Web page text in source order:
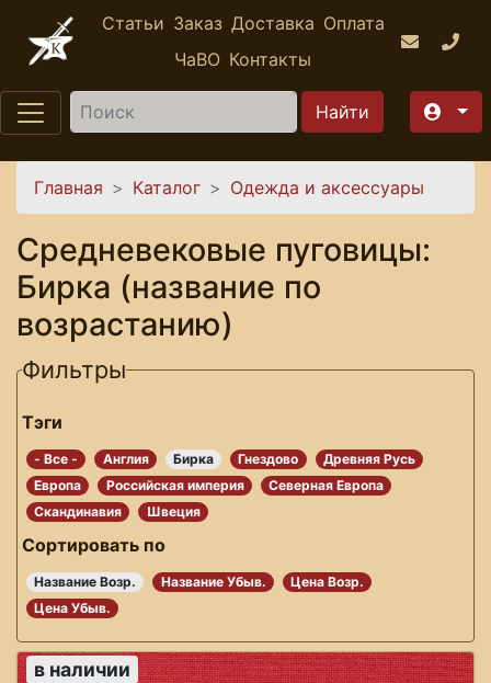
Перейти к основному содержанию
Статьи Заказ Доставка Оплата
ЧаВО Контакты
Найти
Вы здесь
Главная Каталог Одежда и аксессуары
Средневековые пуговицы:
Бирка (название по
возрастанию)
Фильтры
Тэги
- Все - Англия Бирка Гнездово
Древняя Русь
Европа
Российская империя
Северная Европа
Скандинавия
Швеция
Сортировать по
Название Возр. Название Убыв.
Цена Возр.
Цена Убыв.
в наличии